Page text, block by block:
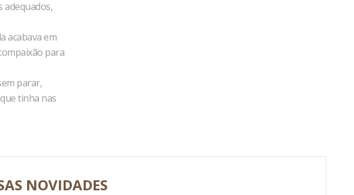
adequados,
acabava em
para
parar,
tinha nas
NOVIDADES